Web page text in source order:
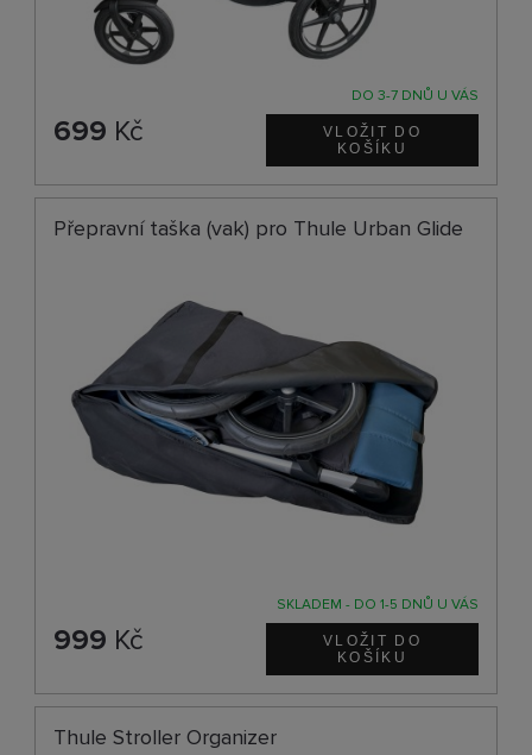
DO 3-7 DNŮ U VÁS
699 Kč
Přepravní taška (vak) pro Thule Urban Glide
SKLADEM - DO 1-5 DNŮ U VÁS
999 Kč
Thule Stroller Organizer